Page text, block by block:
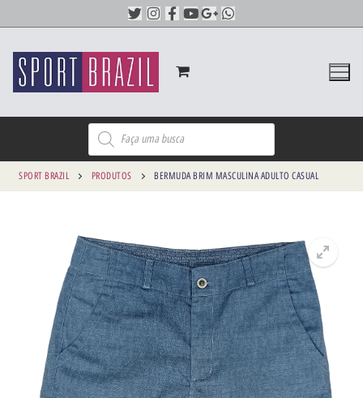
SPORT BRAZIL PRODUTOS BERMUDA BRIM MASCULINA ADULTO CASUAL